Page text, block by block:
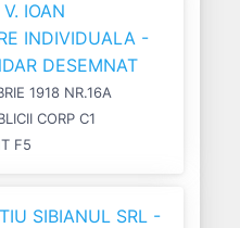
IOAN
INDIVIDUALA -
DESEMNAT
1918 NR.16A
CORP C1
F5
SIBIANUL SRL -